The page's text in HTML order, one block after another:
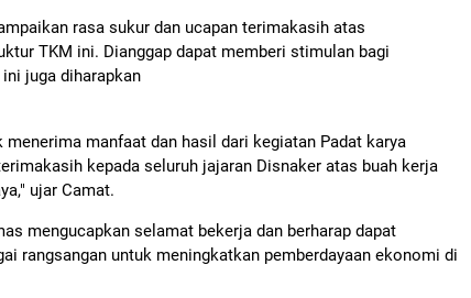
rasa sukur dan ucapan terimakasih atas
TKM ini. Dianggap dapat memberi stimulan bagi
juga diharapkan
menerima manfaat dan hasil dari kegiatan Padat karya
kepada seluruh jajaran Disnaker atas buah kerja
ujar Camat.
mengucapkan selamat bekerja dan berharap dapat
rangsangan untuk meningkatkan pemberdayaan ekonomi di